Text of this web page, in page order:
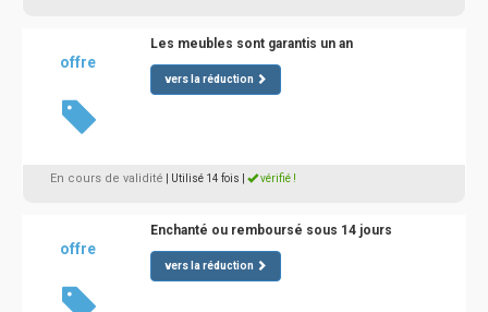
offre
Les meubles sont garantis un an
vers la réduction
En cours de validité | Utilisé 14 fois vérifié !
offre
Enchanté ou remboursé sous 14 jours
vers la réduction